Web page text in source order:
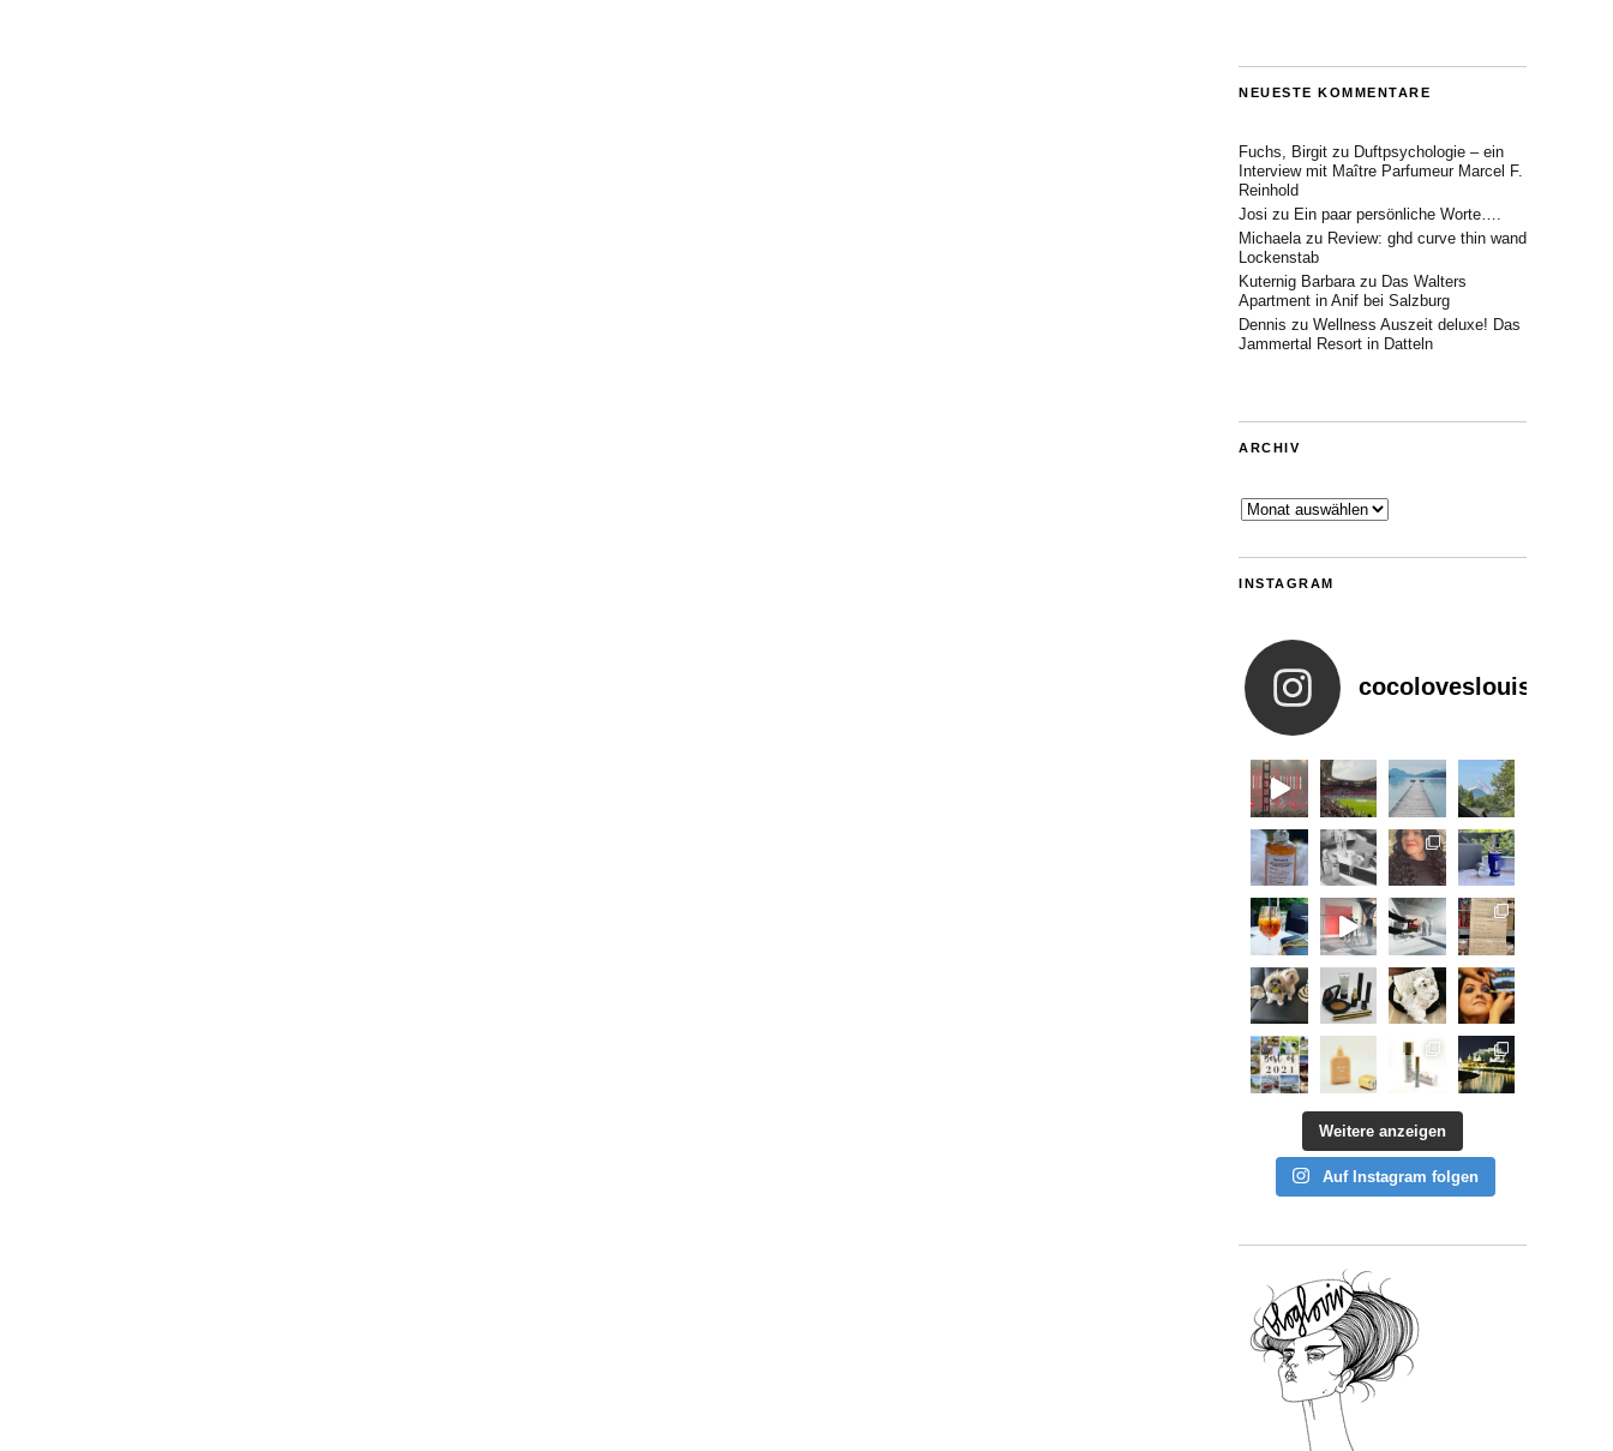
NEUESTE KOMMENTARE
Fuchs, Birgit zu Duftpsychologie – ein
Interview mit Maître Parfumeur Marcel F.
Reinhold
Josi zu Ein paar persönliche Worte….
Michaelazu Review: ghd curve thin wand
Lockenstab
Kuternig Barbarazu Das Walters
Apartment in Anif bei Salzburg
Dennis zu Wellness Auszeit deluxe! Das
Jammertal Resort in Datteln
ARCHIV
Archiv
INSTAGRAM
cocoloveslouis
Weitere anzeigen
Auf Instagram folgen